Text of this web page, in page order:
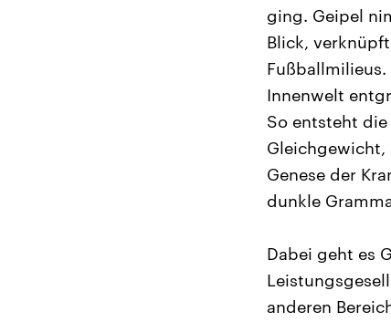
ging. Geipel
Blick,
Innenwelt
So entsteht
Gleichgewicht,
Genese der
dunkle
Dabei geht es
anderen